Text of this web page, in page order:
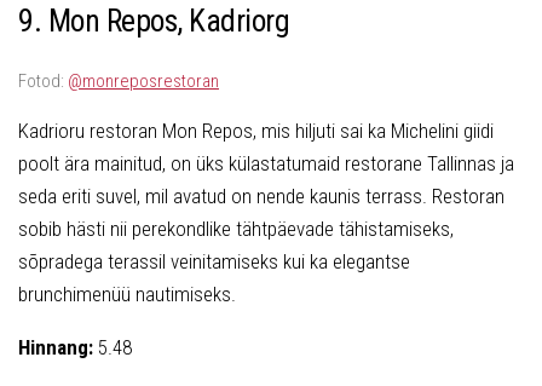
9. Mon Repos, Kadriorg
Fotod: @monreposrestoran
Kadrioru restoran Mon Repos, mis hiljuti sai ka Michelini giidi
poolt ära mainitud, on üks külastatumaid restorane Tallinnas ja
seda eriti suvel, mil avatud on nende kaunis terrass. Restoran
sobib hästi nii perekondlike tähtpäevade tähistamiseks,
sõpradega terassil veinitamiseks kui ka elegantse
brunchimenüü nautimiseks.
Hinnang: 5.48